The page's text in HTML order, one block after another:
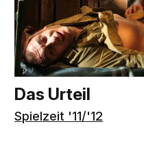
Das Urteil
Spielzeit '11/'12